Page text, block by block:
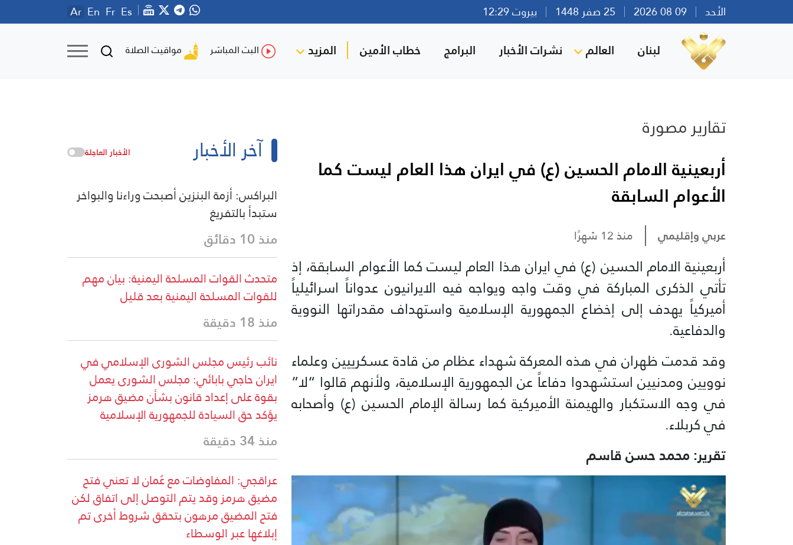
الأحد بيروت 12:29 Ar En Fr Es
لبنان العالم نشرات الأخبار البرامج خطاب الأمين المزيد البث المباشر مواقيت الصلاة
تقارير مصورة
أربعينية الامام الحسين (ع) في ايران هذا العام ليست كما
الأعوام السابقة
عربي وإقليمي منذ 12 شهرًا
أربعينية الامام الحسين (ع) في ايران هذا العام ليست كما الأعوام السابقة، إذ
تأتي الذكرى المباركة في وقت واجه ويواجه فيه الايرانيون عدواناً اسرائيلياً
أميركياً يهدف إلى إخضاع الجمهورية الإسلامية واستهداف مقدراتها النووية
والدفاعية.
وقد قدمت ظهران في هذه المعركة شهداء عظام من قادة عسكرييين وعلماء
نوويين ومدنيين استشهدوا دفاعاً عن الجمهورية الإسلامية، ولأنهم قالوا “لا”
في وجه الاستكبار والهيمنة الأميركية كما رسالة الإمام الحسين (ع) وأصحابه
في كربلاء.
تقرير: محمد حسن قاسم
آخر الأخبار الأخبار العاجلة
البراكس: أزمة البنزين أصبحت وراءنا والبواخر
ستبدأ بالتفريغ
منذ 10 دقائق
متحدث القوات المسلحة اليمنية: بيان مهم
للقوات المسلحة اليمنية بعد قليل
منذ 18 دقيقة
نائب رئيس مجلس الشورى الإسلامي في
ايران حاجي بابائي: مجلس الشورى يعمل
بقوة على إعداد قانون بشأن مضيق هرمز
يؤكد حق السيادة للجمهورية الإسلامية
منذ 34 دقيقة
عراقجي: المفاوضات مع عُمان لا تعني فتح
مضيق هرمز وقد يتم التوصل إلى اتفاق لكن
فتح المضيق مرهون بتحقق شروط أخرى تم
إبلاغها عبر الوسطاء